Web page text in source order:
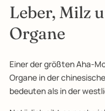
Leber, Milz
Organe
Einer der größten Aha-
Organe in der
bedeuten als in der